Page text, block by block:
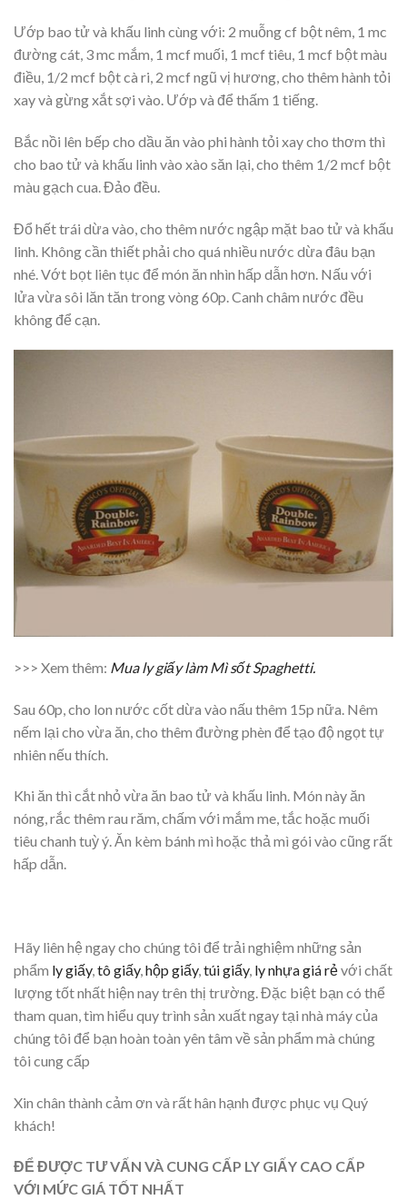
Ướp bao tử và khấu linh cùng với: 2 muỗng cf bột nêm, 1 mc
đường cát, 3 mc mắm, 1 mcf muối, 1 mcf tiêu, 1 mcf bột màu
điều, 1/2 mcf bột cà ri, 2 mcf ngũ vị hương, cho thêm hành tỏi
xay và gừng xắt sợi vào. Ướp và để thấm 1 tiếng.
Bắc nồi lên bếp cho dầu ăn vào phi hành tỏi xay cho thơm thì
cho bao tử và khấu linh vào xào săn lại, cho thêm 1/2 mcf bột
màu gạch cua. Đảo đều.
Đổ hết trái dừa vào, cho thêm nước ngập mặt bao tử và khấu
linh. Không cần thiết phải cho quá nhiều nước dừa đâu bạn
nhé. Vớt bọt liên tục để món ăn nhìn hấp dẫn hơn. Nấu với
lửa vừa sôi lăn tăn trong vòng 60p. Canh châm nước đều
không để cạn.
>>> Xem thêm: Mua ly giấy làm Mì sốt Spaghetti.
Sau 60p, cho lon nước cốt dừa vào nấu thêm 15p nữa. Nêm
nếm lại cho vừa ăn, cho thêm đường phèn để tạo độ ngọt tự
nhiên nếu thích.
Khi ăn thì cắt nhỏ vừa ăn bao tử và khấu linh. Món này ăn
nóng, rắc thêm rau răm, chấm với mắm me, tắc hoặc muối
tiêu chanh tuỳ ý. Ăn kèm bánh mì hoặc thả mì gói vào cũng rất
hấp dẫn.
Hãy liên hệ ngay cho chúng tôi để trải nghiệm những sản
phẩm ly giấy,tô giấy,hộp giấy,túi giấy, ly nhựa giá rẻvới chất
lượng tốt nhất hiện nay trên thị trường. Đặc biệt bạn có thể
tham quan, tìm hiểu quy trình sản xuất ngay tại nhà máy của
chúng tôi để bạn hoàn toàn yên tâm về sản phẩm mà chúng
tôi cung cấp
Xin chân thành cảm ơn và rất hân hạnh được phục vụ Quý
khách!
ĐỂ ĐƯỢC TƯ VẤN VÀ CUNG CẤP LY GIẤY CAO CẤP
VỚI MỨC GIÁ TỐT NHẤT